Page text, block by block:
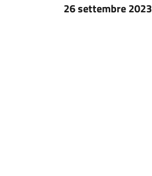
26 settembre 2023